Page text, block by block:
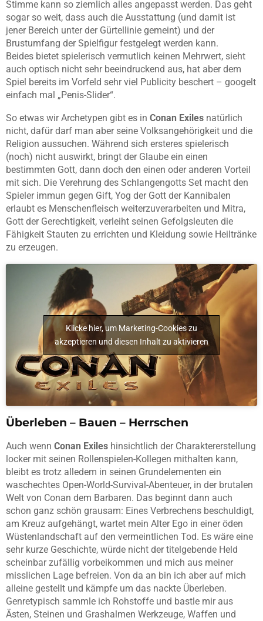
Stimme kann so ziemlich alles angepasst werden. Das geht
sogar so weit, dass auch die Ausstattung (und damit ist
jener Bereich unter der Gürtellinie gemeint) und der
Brustumfang der Spielfigur festgelegt werden kann.
Beides bietet spielerisch vermutlich keinen Mehrwert, sieht
auch optisch nicht sehr beeindruckend aus, hat aber dem
Spiel bereits im Vorfeld sehr viel Publicity beschert – googelt
einfach mal „Penis-Slider“.
So etwas wir Archetypen gibt es in Conan Exiles natürlich
nicht, dafür darf man aber seine Volksangehörigkeit und die
Religion aussuchen. Während sich ersteres spielerisch
(noch) nicht auswirkt, bringt der Glaube ein einen
bestimmten Gott, dann doch den einen oder anderen Vorteil
mit sich. Die Verehrung des Schlangengotts Set macht den
Spieler immun gegen Gift, Yog der Gott der Kannibalen
erlaubt es Menschenfleisch weiterzuverarbeiten und Mitra,
Gott der Gerechtigkeit, verleiht seinen Gefolgsleuten die
Fähigkeit Stauten zu errichten und Kleidung sowie Heiltränke
zu erzeugen.
Klicke hier, um Marketing-Cookies zu
akzeptieren und diesen Inhalt zu aktivieren
Überleben – Bauen – Herrschen
Auch wenn Conan Exiles hinsichtlich der Charaktererstellung
locker mit seinen Rollenspielen-Kollegen mithalten kann,
bleibt es trotz alledem in seinen Grundelementen ein
waschechtes Open-World-Survival-Abenteuer, in der brutalen
Welt von Conan dem Barbaren. Das beginnt dann auch
schon ganz schön grausam: Eines Verbrechens beschuldigt,
am Kreuz aufgehängt, wartet mein Alter Ego in einer öden
Wüstenlandschaft auf den vermeintlichen Tod. Es wäre eine
sehr kurze Geschichte, würde nicht der titelgebende Held
scheinbar zufällig vorbeikommen und mich aus meiner
misslichen Lage befreien. Von da an bin ich aber auf mich
alleine gestellt und kämpfe um das nackte Überleben.
Genretypisch sammle ich Rohstoffe und bastle mir aus
Ästen, Steinen und Grashalmen Werkzeuge, Waffen und